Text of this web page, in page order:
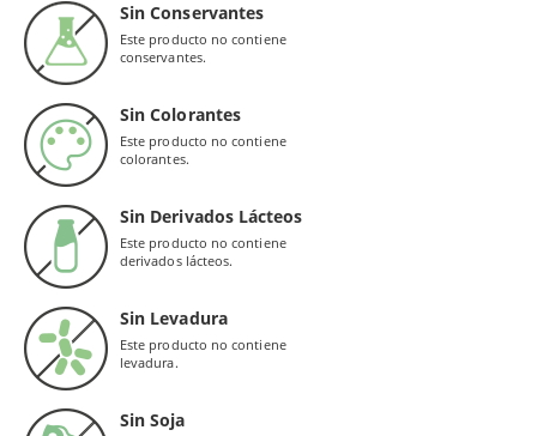
Sin Conservantes
Este producto no contiene
conservantes.
Sin Colorantes
Este producto no contiene
colorantes.
Sin Derivados Lácteos
Este producto no contiene
derivados lácteos.
Sin Levadura
Este producto no contiene
levadura.
Sin Soja